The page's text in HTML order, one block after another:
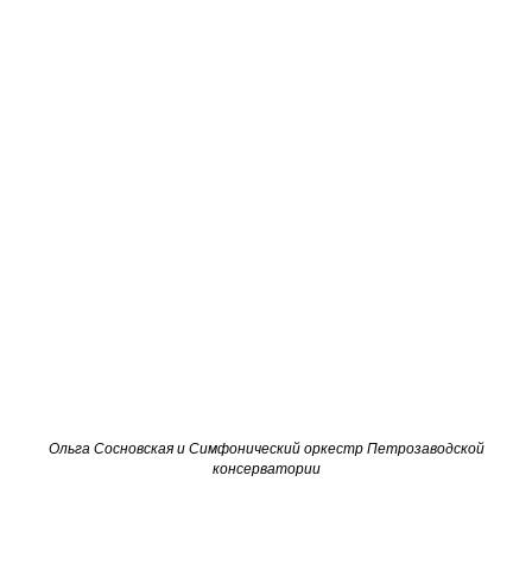
Ольга Сосновскаяи Симфонический оркестр Петрозаводской
консерватории